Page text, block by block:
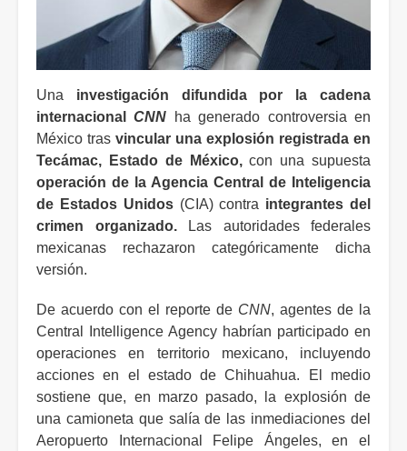
Una investigación difundida por la cadena
internacionalCNN
ha generado controversia en
México tras vincular una explosión registrada en
Tecámac, Estado de México,con una supuesta
operación de la Agencia Central de Inteligencia
de Estados Unidos(CIA) contra integrantes del
crimen organizado.Las autoridades federales
mexicanas rechazaron categóricamente dicha
versión.
De acuerdo con el reporte de CNN, agentes de la
Central Intelligence Agency habrían participado en
operaciones en territorio mexicano, incluyendo
acciones en el estado de Chihuahua. El medio
sostiene que, en marzo pasado, la explosión de
una camioneta que salía de las inmediaciones del
Aeropuerto Internacional Felipe Ángeles, en el